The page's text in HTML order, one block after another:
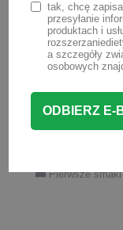
istotnym
Jednak nie
się czytając
Pierwsze smaki
tak, chcę
przesyłanie
produktach i
a szczegóły
osobowych